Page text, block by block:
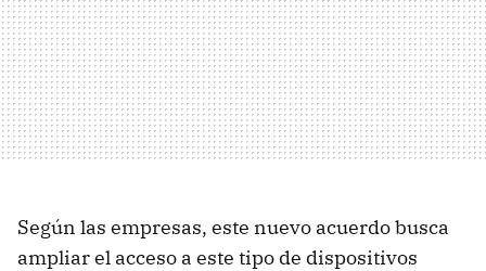
Según las empresas, este nuevo acuerdo busca
ampliar el acceso a este tipo de dispositivos